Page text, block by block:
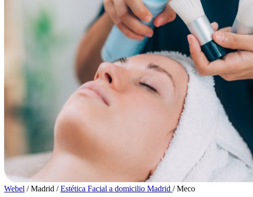
Webel / Madrid / Estética Facial a domicilio Madrid / Meco